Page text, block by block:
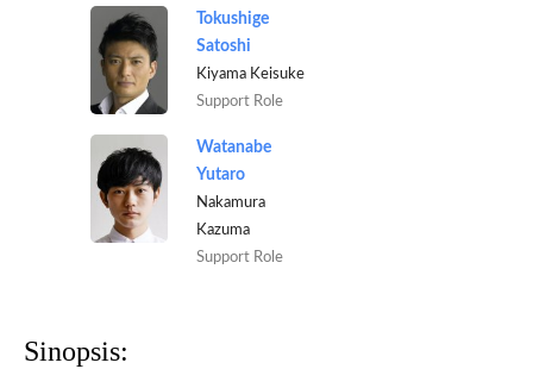
Tokushige
Satoshi
Kiyama Keisuke
Support Role
Watanabe
Yutaro
Nakamura
Kazuma
Support Role
Sinopsis: